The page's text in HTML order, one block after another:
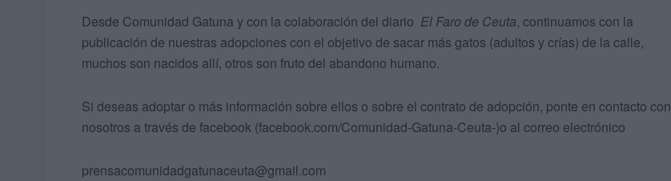
Desde Comunidad Gatuna y con la colaboración del diario El Faro de Ceuta, continuamos con la
publicación de nuestras adopciones con el objetivo de sacar más gatos (adultos y crías) de la calle,
muchos son nacidos allí, otros son fruto del abandono humano.
Si deseas adoptar o más información sobre ellos o sobre el contrato de adopción, ponte en contacto con
nosotros a través de facebook (facebook.com/Comunidad-Gatuna-Ceuta-)o al correo electrónico
prensacomunidadgatunaceuta@gmail.com